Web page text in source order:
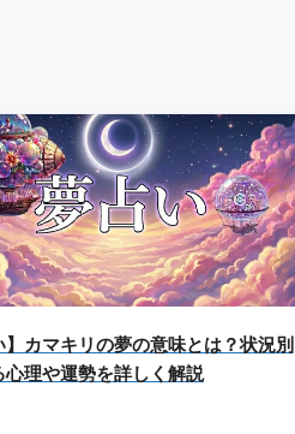
】カマキリの夢の意味とは？状況別
心理や運勢を詳しく解説